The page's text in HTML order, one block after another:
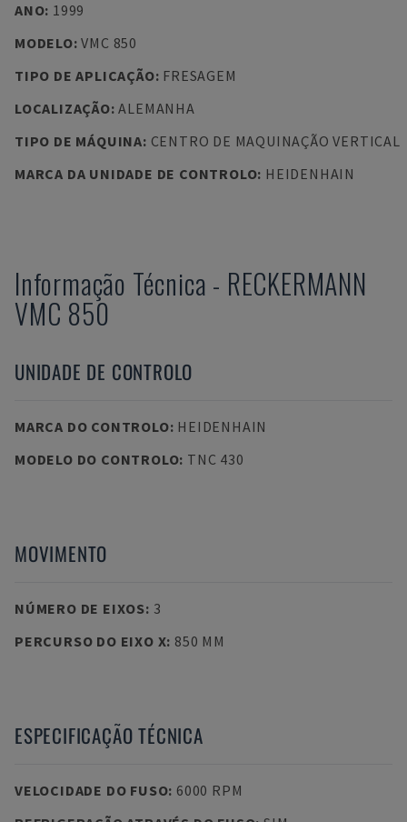
ANO: 1999
MODELO:VMC 850
TIPO DE APLICAÇÃO: FRESAGEM
LOCALIZAÇÃO:ALEMANHA
TIPO DE MÁQUINA: CENTRO DE MAQUINAÇÃO VERTICAL
MARCA DA UNIDADE DE CONTROLO: HEIDENHAIN
Informação Técnica - RECKERMANN
VMC 850
UNIDADE DE CONTROLO
MARCA DO CONTROLO: HEIDENHAIN
MODELO DO CONTROLO: TNC 430
MOVIMENTO
NÚMERO DE EIXOS: 3
PERCURSO DO EIXO X: 850 MM
ESPECIFICAÇÃO TÉCNICA
VELOCIDADE DO FUSO: 6000 RPM